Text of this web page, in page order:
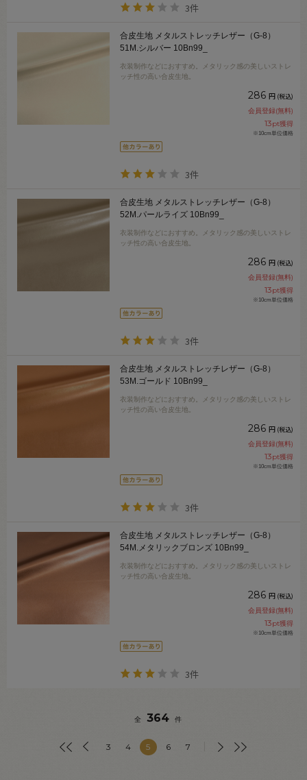
3件
合皮生地 メタルストレッチレザー（G-8）
51M.シルバー 10Bn99_
衣装制作などにおすすめ。メタリック感の美しいストレ
ッチ性の高い合皮生地。
286 円 (税込)
会員登録(無料)
13pt獲得
※10cm単位価格
3件
合皮生地 メタルストレッチレザー（G-8）
52M.パールライズ 10Bn99_
衣装制作などにおすすめ。メタリック感の美しいストレ
ッチ性の高い合皮生地。
286 円 (税込)
会員登録(無料)
13pt獲得
※10cm単位価格
3件
合皮生地 メタルストレッチレザー（G-8）
53M.ゴールド 10Bn99_
衣装制作などにおすすめ。メタリック感の美しいストレ
ッチ性の高い合皮生地。
286 円 (税込)
会員登録(無料)
13pt獲得
※10cm単位価格
3件
合皮生地 メタルストレッチレザー（G-8）
54M.メタリックブロンズ 10Bn99_
衣装制作などにおすすめ。メタリック感の美しいストレ
ッチ性の高い合皮生地。
286 円 (税込)
会員登録(無料)
13pt獲得
※10cm単位価格
3件
全 364 件
3 4 5 6 7